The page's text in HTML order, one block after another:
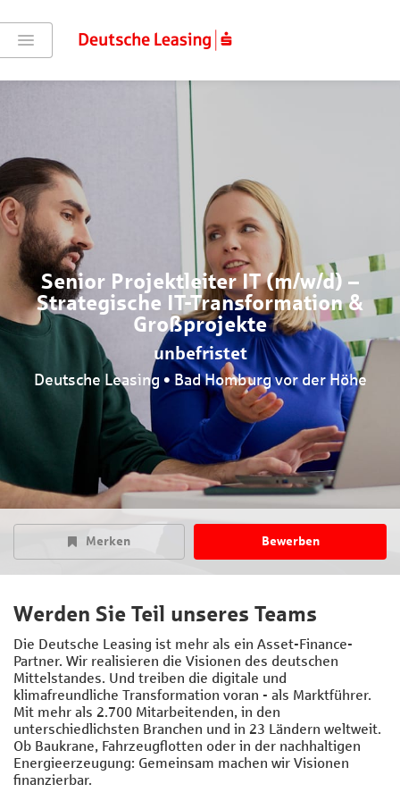
Senior Projektleiter IT (m/w/d) –
Strategische IT-Transformation &
Großprojekte
unbefristet
Deutsche Leasing • Bad Homburg vor der Höhe
Merken Bewerben
Werden Sie Teil unseres Teams
Die Deutsche Leasing ist mehr als ein Asset-Finance-
Partner. Wir realisieren die Visionen des deutschen
Mittelstandes. Und treiben die digitale und
klimafreundliche Transformation voran - als Marktführer.
Mit mehr als 2.700 Mitarbeitenden, in den
unterschiedlichsten Branchen und in 23 Ländern weltweit.
Ob Baukrane, Fahrzeugflotten oder in der nachhaltigen
Energieerzeugung: Gemeinsam machen wir Visionen
finanzierbar.